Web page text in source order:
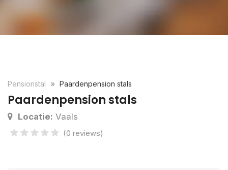
Pensionstal Paardenpension stals
Paardenpension stals
Locatie: Vaals
(0 reviews)